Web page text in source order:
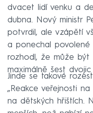
dvacet lidí venku a
dubna. Nový ministr
potvrdil, ale vzápětí
a ponechal
rozhodl, že může být
maximálně šest
Jinde se takové
„Reakce veřejnosti
na dětských hřištích.